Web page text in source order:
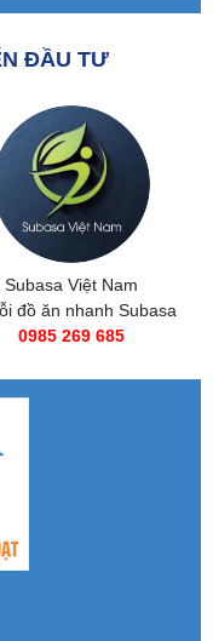
ĐẦU TƯ
Subasa Việt Nam
đồ ăn nhanh Subasa
0985 269 685